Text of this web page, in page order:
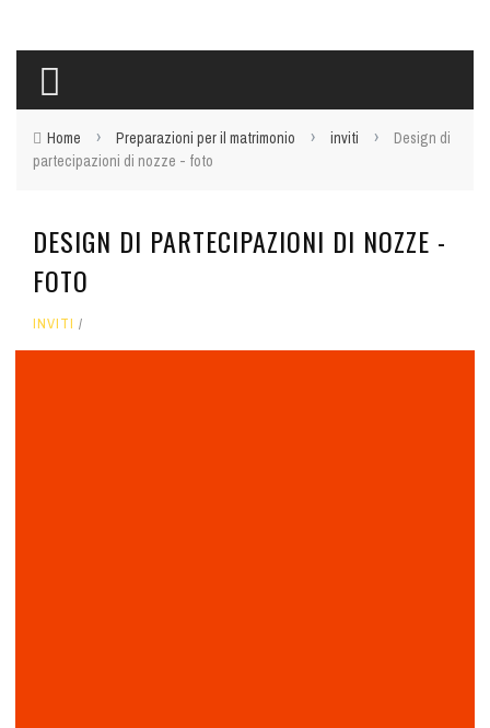
Home › Preparazioni per il matrimonio › inviti ›
Design di
partecipazioni di nozze - foto
DESIGN DI PARTECIPAZIONI DI NOZZE -
FOTO
INVITI